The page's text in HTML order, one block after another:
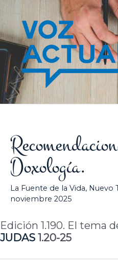
contenido
Doxología.
La Fuente de la Vida, Nuevo
noviembre 2025
Edición 1.190. El tema
JUDAS 1.20-25